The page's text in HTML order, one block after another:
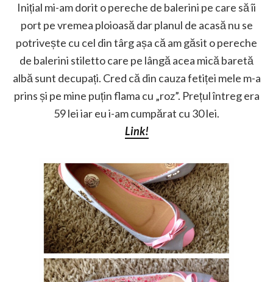
Inițial mi-am dorit o pereche de balerini pe care să îi
port pe vremea ploioasă dar planul de acasă nu se
potrivește cu cel din târg așa că am găsit o pereche
de balerini stiletto care pe lângă acea mică baretă
albă sunt decupați. Cred că din cauza fetiței mele m-a
prins și pe mine puțin flama cu „roz”. Prețul întreg era
59 lei iar eu i-am cumpărat cu 30 lei.
Link!